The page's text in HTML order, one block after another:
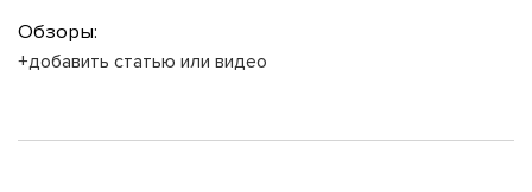
Обзоры:
+добавить статью или видео